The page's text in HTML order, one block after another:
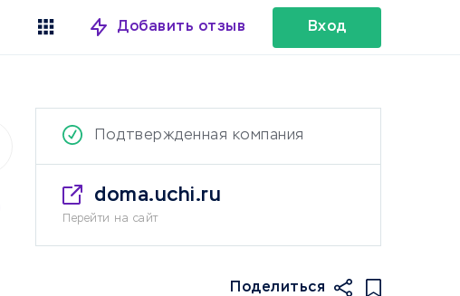
Добавить отзыв Вход
Подтвержденная компания
doma.uchi.ru
Перейти на сайт
Поделиться